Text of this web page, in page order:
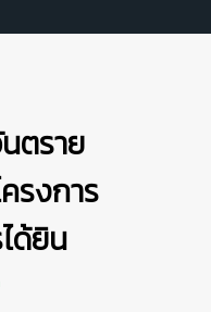
ตราย
รงการ
ด้ยิน